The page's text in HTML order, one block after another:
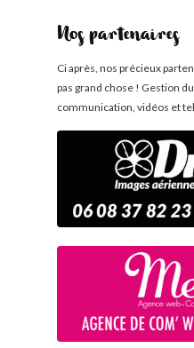
Nos partenaires
Ci après, nos précieux
pas grand chose ! Gestion
communication, vidéos et